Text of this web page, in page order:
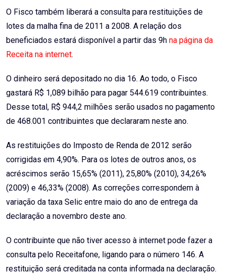
O Fisco também liberará a consulta para restituições de
lotes da malha fina de 2011 a 2008. A relação dos
beneficiados estará disponível a partir das 9h na página da
Receita na internet.
O dinheiro será depositado no dia 16. Ao todo, o Fisco
gastará R$ 1,089 bilhão para pagar 544.619 contribuintes.
Desse total, R$ 944,2 milhões serão usados no pagamento
de 468.001 contribuintes que declararam neste ano.
As restituições do Imposto de Renda de 2012 serão
corrigidas em 4,90%. Para os lotes de outros anos, os
acréscimos serão 15,65% (2011), 25,80% (2010), 34,26%
(2009) e 46,33% (2008). As correções correspondem à
variação da taxa Selic entre maio do ano de entrega da
declaração a novembro deste ano.
O contribuinte que não tiver acesso à internet pode fazer a
consulta pelo Receitafone, ligando para o número 146. A
restituição será creditada na conta informada na declaração.